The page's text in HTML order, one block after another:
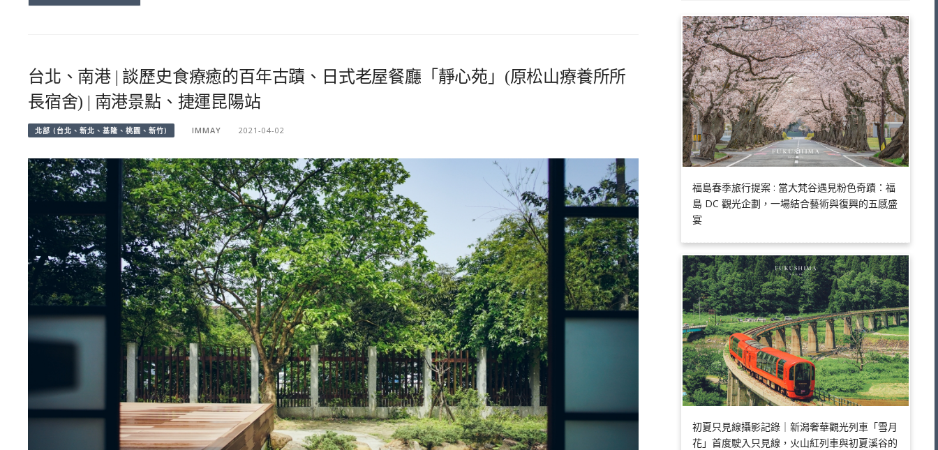
台北、南港 | 談歷史食療癒的百年古蹟、日式老屋餐廳「靜心苑」(原松山療養所所
長宿舍) | 南港景點、捷運昆陽站
北部 (台北、新北、基隆、桃園、新竹) IMMAY 2021-04-02
福島春季旅行提案 : 當大梵谷遇見粉色奇蹟：福
島 DC 觀光企劃，一場結合藝術與復興的五感盛
宴
初夏只見線攝影記錄｜新潟奢華觀光列車「雪月
花」首度駛入只見線，火山紅列車與初夏溪谷的